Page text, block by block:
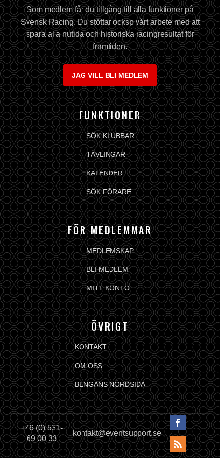
Som medlem får du tillgång till alla funktioner på
Svensk Racing. Du stöttar ocksp vårt arbete med att
spara alla nutida och historiska racingresultat för
framtiden.
JAG VILL BLI MEDLEM
FUNKTIONER
SÖK KLUBBAR
TÄVLINGAR
KALENDER
SÖK FÖRARE
FÖR MEDLEMMAR
MEDLEMSKAP
BLI MEDLEM
MITT KONTO
ÖVRIGT
KONTAKT
OM OSS
BENGANS NÖRDSIDA
+46 (0) 531-
69 00 33
kontakt@eventsupport.se